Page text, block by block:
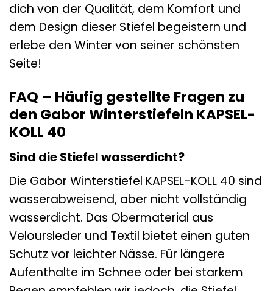
dich von der Qualität, dem Komfort und
dem Design dieser Stiefel begeistern und
erlebe den Winter von seiner schönsten
Seite!
FAQ – Häufig gestellte Fragen zu
den Gabor Winterstiefeln KAPSEL-
KOLL 40
Sind die Stiefel wasserdicht?
Die Gabor Winterstiefel KAPSEL-KOLL 40 sind
wasserabweisend, aber nicht vollständig
wasserdicht. Das Obermaterial aus
Veloursleder und Textil bietet einen guten
Schutz vor leichter Nässe. Für längere
Aufenthalte im Schnee oder bei starkem